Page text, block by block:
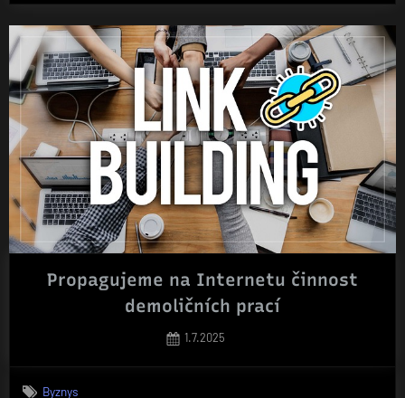
z
Propagujeme na Internetu činnost
demoličních prací
Posted
1.7.2025
Byznys